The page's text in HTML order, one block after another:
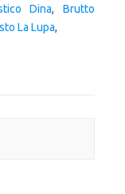
Dina,Brutto
La Lupa,